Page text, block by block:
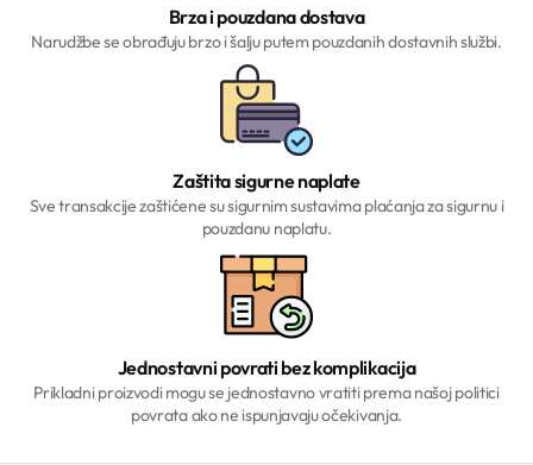
Brza i pouzdana dostava
Narudžbe se obrađuju brzo i šalju putem pouzdanih dostavnih službi.
Zaštita sigurne naplate
Sve transakcije zaštićene su sigurnim sustavima plaćanja za sigurnu i
pouzdanu naplatu.
Jednostavni povrati bez komplikacija
Prikladni proizvodi mogu se jednostavno vratiti prema našoj politici
povrata ako ne ispunjavaju očekivanja.